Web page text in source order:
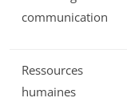
communication
Ressources
humaines